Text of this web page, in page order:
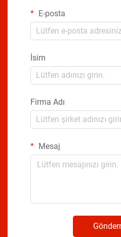
E-posta
İsim
Firma Adı
Mesaj